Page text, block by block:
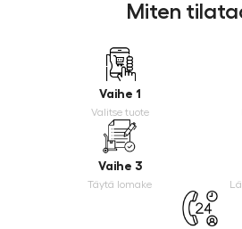
Miten
Vaihe 1
Valitse tuote
Vaihe 3
Täytä lomake